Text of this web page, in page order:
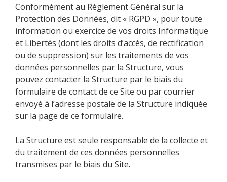
Conformément au Règlement Général sur la
Protection des Données, dit « RGPD », pour toute
information ou exercice de vos droits Informatique
et Libertés (dont les droits d’accès, de rectification
ou de suppression) sur les traitements de vos
données personnelles par la Structure, vous
pouvez contacter la Structure par le biais du
formulaire de contact de ce Site ou par courrier
envoyé à l’adresse postale de la Structure indiquée
sur la page de ce formulaire.
La Structure est seule responsable de la collecte et
du traitement de ces données personnelles
transmises par le biais du Site.